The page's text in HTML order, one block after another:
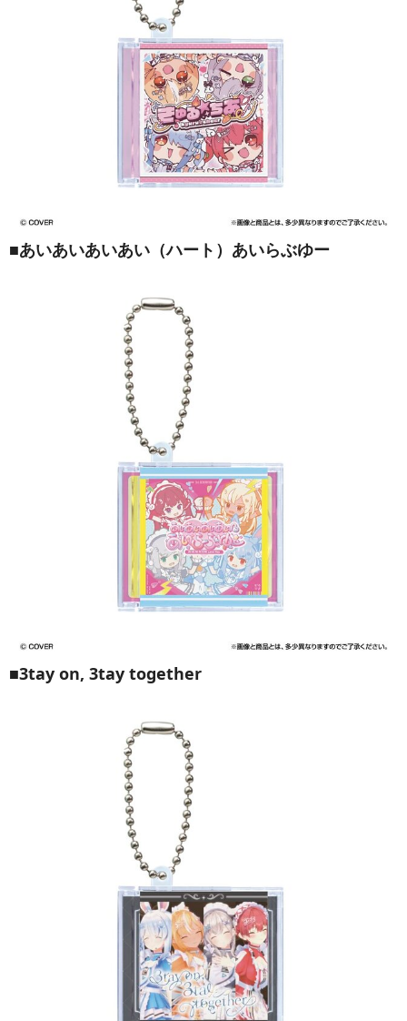
■あいあいあいあい（ハート）あいらぶゆー
■3tay on, 3tay together